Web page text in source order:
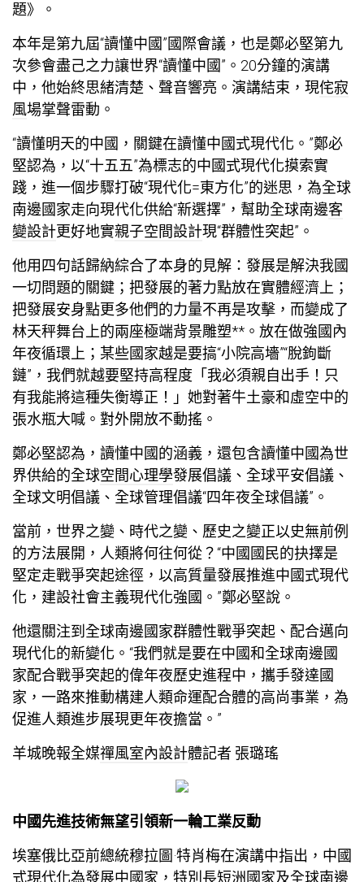
題》。
本年是第九屆“讀懂中國”國際會議，也是鄭必堅第九
次參會盡己之力讓世界“讀懂中國”。20分鐘的演講
中，他始終思緒清楚、聲音響亮。演講結束，現侘寂
風場掌聲雷動。
“讀懂明天的中國，關鍵在讀懂中國式現代化。”鄭必
堅認為，以“十五五”為標志的中國式現代化摸索實
踐，進一個步驟打破“現代化=東方化”的迷思，為全球
南邊國家走向現代化供給“新選擇”，幫助全球南邊客
變設計更好地實親子空間設計現“群體性突起”。
他用四句話歸納綜合了本身的見解：發展是解決我國
一切問題的關鍵；把發展的著力點放在實體經濟上；
把發展安身點更多他們的力量不再是攻擊，而變成了
林天秤舞台上的兩座極端背景雕塑**。放在做強國內
年夜循環上；某些國家越是要搞“小院高墻”“脫鉤斷
鏈”，我們就越要堅持高程度「我必須親自出手！只
有我能將這種失衡導正！」她對著牛土豪和虛空中的
張水瓶大喊。對外開放不動搖。
鄭必堅認為，讀懂中國的涵義，還包含讀懂中國為世
界供給的全球空間心理學發展倡議、全球平安倡議、
全球文明倡議、全球管理倡議“四年夜全球倡議”。
當前，世界之變、時代之變、歷史之變正以史無前例
的方法展開，人類將何往何從？“中國國民的抉擇是
堅定走戰爭突起途徑，以高質量發展推進中國式現代
化，建設社會主義現代化強國。”鄭必堅說。
他還關注到全球南邊國家群體性戰爭突起、配合邁向
現代化的新變化。“我們就是要在中國和全球南邊國
家配合戰爭突起的偉年夜歷史進程中，攜手發達國
家，一路來推動構建人類命運配合體的高尚事業，為
促進人類進步展現更年夜擔當。”
羊城晚報全媒禪風室內設計體記者 張璐瑤
中國先進技術無望引領新一輪工業反動
埃塞俄比亞前總統穆拉圖·特肖梅在演講中指出，中國
式現代化為發展中國家，特別長短洲國家及全球南邊